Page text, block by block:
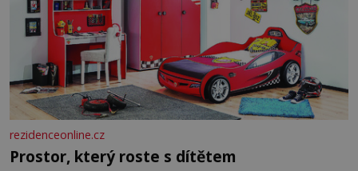
rezidenceonline.cz
Prostor, který roste s dítětem